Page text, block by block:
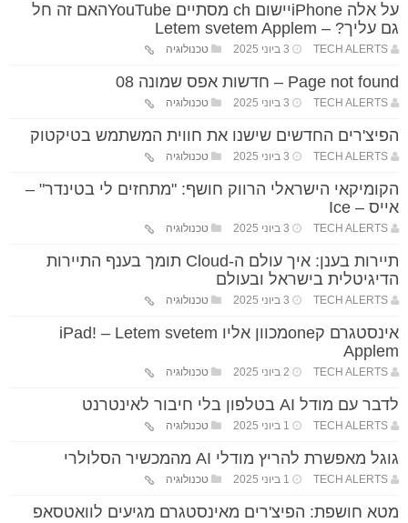
על אלה iPhoneיישום ch מסתיים YouTubeהאם זה חל
גם עליך? – Letem svetem Applem
TECH ALERTS 3 ביוני 2025 טכנולוגיה
Page not found – חדשות אפס שמונה 08
TECH ALERTS 3 ביוני 2025 טכנולוגיה
הפיצ'רים החדשים שישנו את חווית המשתמש בטיקטוק
TECH ALERTS 3 ביוני 2025 טכנולוגיה
הקומיקאי הישראלי הרווק חושף: "מתחזים לי בטינדר" –
אייס – Ice
TECH ALERTS 3 ביוני 2025 טכנולוגיה
תיירות בענן: איך עולם ה-Cloud תומך בענף התיירות
הדיגיטלית בישראל ובעולם
TECH ALERTS 3 ביוני 2025 טכנולוגיה
אינסטגרם קoneמכוון אליו iPad! – Letem svetem
Applem
TECH ALERTS 2 ביוני 2025 טכנולוגיה
לדבר עם מודל AI בטלפון בלי חיבור לאינטרנט
TECH ALERTS 1 ביוני 2025 טכנולוגיה
גוגל מאפשרת להריץ מודלי AI מהמכשיר הסלולרי
TECH ALERTS 1 ביוני 2025 טכנולוגיה
מטא חושפת: הפיצ'רים מאינסטגרם מגיעים לוואטסאפ